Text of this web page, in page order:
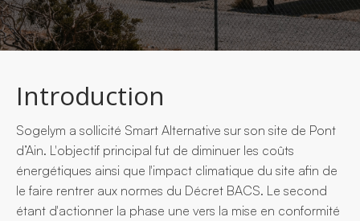
Introduction
Sogelym a sollicité Smart Alternative sur son site de Pont
d’Ain. L'objectif principal fut de diminuer les coûts
énergétiques ainsi que l'impact climatique du site afin de
le faire rentrer aux normes du Décret BACS. Le second
étant d'actionner la phase une vers la mise en conformité